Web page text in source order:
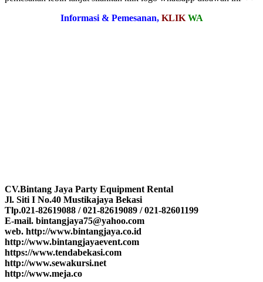
Informasi & Pemesanan, KLIK WA
CV.Bintang Jaya Party Equipment Rental
Jl. Siti I No.40 Mustikajaya Bekasi
Tlp.021-82619088 / 021-82619089 / 021-82601199
E-mail. bintangjaya75@yahoo.com
web. http://www.bintangjaya.co.id
http://www.bintangjayaevent.com
https://www.tendabekasi.com
http://www.sewakursi.net
http://www.meja.co